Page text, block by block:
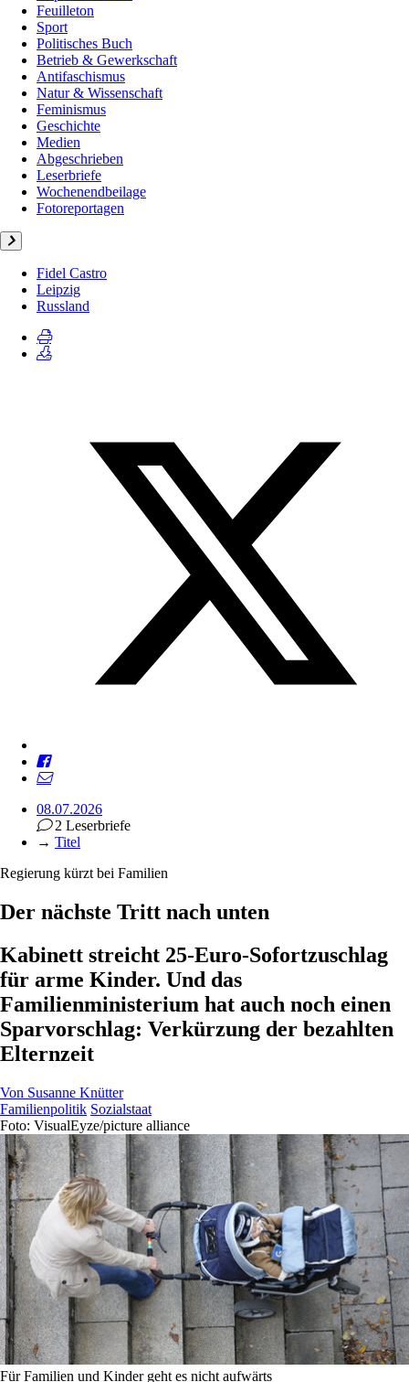
Feuilleton
Sport
Politisches Buch
Betrieb & Gewerkschaft
Antifaschismus
Natur & Wissenschaft
Feminismus
Geschichte
Medien
Abgeschrieben
Leserbriefe
Wochenendbeilage
Fotoreportagen
Fidel Castro
Leipzig
Russland
08.07.2026
2 Leserbriefe
→ Titel
Regierung kürzt bei Familien
Der nächste Tritt nach unten
Kabinett streicht 25-Euro-Sofortzuschlag
für arme Kinder. Und das
Familienministerium hat auch noch einen
Sparvorschlag: Verkürzung der bezahlten
Elternzeit
Von Susanne Knütter
Familienpolitik Sozialstaat
Foto: VisualEyze/picture alliance
Für Familien und Kinder geht es nicht aufwärts